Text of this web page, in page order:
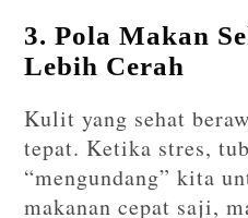
3. Pola Makan
Lebih Cerah
Kulit yang sehat
tepat. Ketika stres,
“mengundang” kita
makanan cepat saji,